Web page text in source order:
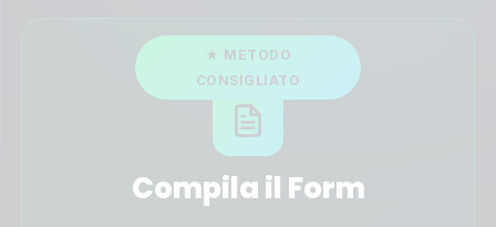
Compila il Form